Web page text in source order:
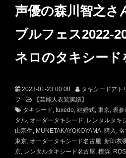
ACCESS
声優の森川智之さ
ブルフェス2022-
ネロのタキシード
2023-01-23 00:00
タキシードア
フ
【芸能人衣装実績】
タキシード tuxedo 結婚式 東京 表参
タル オーダータキシード レンタルタキ
山宗生
MUNETAKAYOKOYAMA 購入 名
東京 オーダータキシード名古屋 新郎衣
京 レンタルタキシード名古屋 横浜